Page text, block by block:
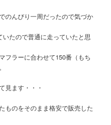
のんびり一周だったので気づか
たので普通に走っていたと思
フラーに合わせて150番（もち
見ます・・・
ものをそのまま格安で販売した